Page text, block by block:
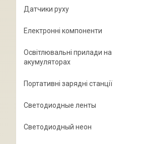
Датчики руху
Електронні компоненти
Освітлювальні прилади на
акумуляторах
Портативні зарядні станції
Светодиодные ленты
Светодиодный неон